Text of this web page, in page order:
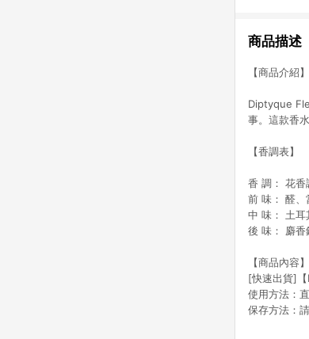
商品描述
【商品介紹】
Diptyque
事。這款香
【香調表】
香 調： 花香
前 味： 醛、
中 味： 土耳
後 味： 麝香
【商品內容】
[快速出貨]
使用方法：
保存方法：